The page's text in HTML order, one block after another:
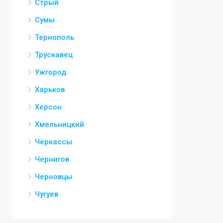
Стрый
Сумы
Тернополь
Трускавец
Ужгород
Харьков
Херсон
Хмельницкий
Черкассы
Чернигов
Черновцы
Чугуев